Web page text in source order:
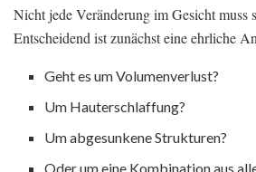
Nicht jede Veränderung im Gesicht muss
Entscheidend ist zunächst eine ehrliche
Geht es um Volumenverlust?
Um Hauterschlaffung?
Um abgesunkene Strukturen?
Oder um eine Kombination aus